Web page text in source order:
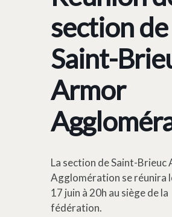
section de
Saint-
Armor
La section de Saint-Brieuc
Agglomération se réunira
17 juin à 20h au siège de la
fédération.